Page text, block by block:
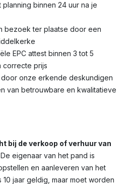
binnen 24 uur na je
bezoek ter plaatse door een
EPC attest binnen 3 tot 5
correcte prijs
onze erkende deskundigen
van betrouwbare en kwalitatieve
bij de verkoop of verhuur van
De eigenaar van het pand is
en aanleveren van het
10 jaar geldig, maar moet worden